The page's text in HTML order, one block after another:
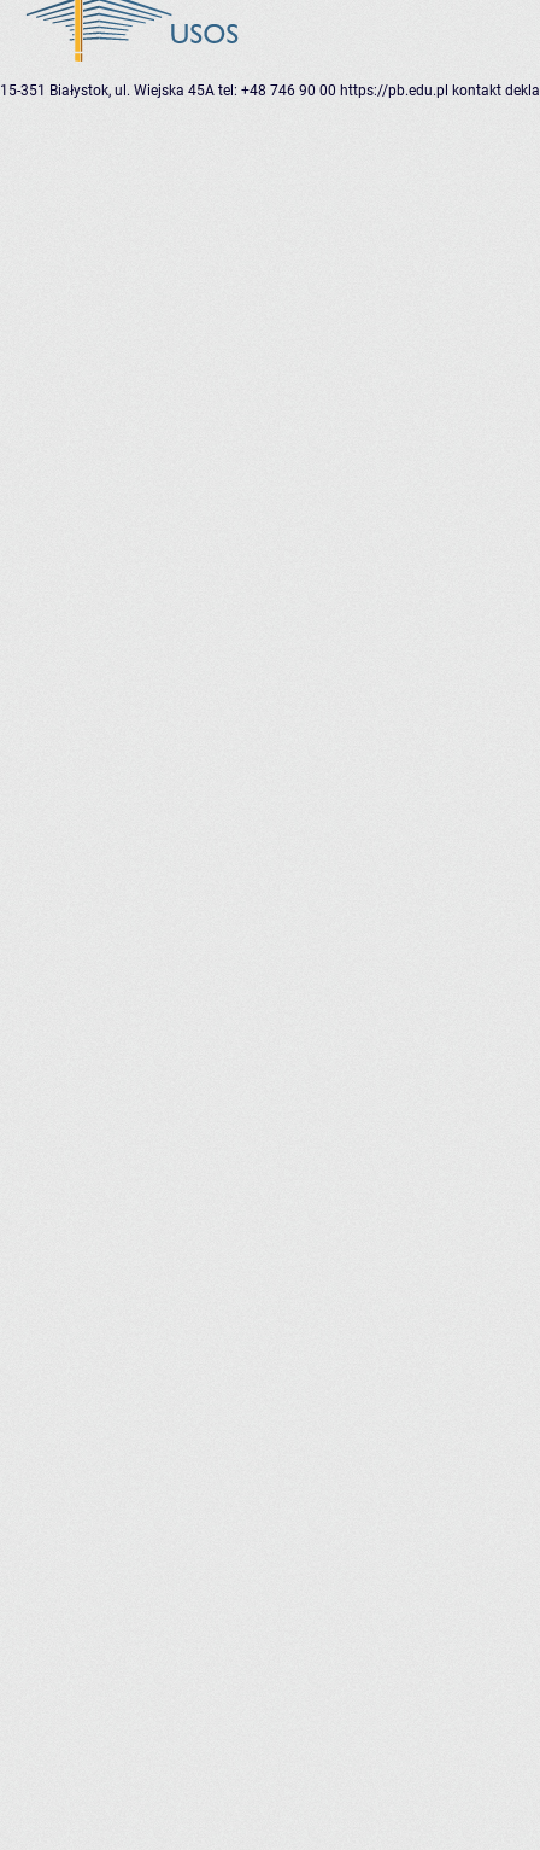
15-351 Białystok, ul. Wiejska 45A tel: +48 746 90 00 https://pb.edu.pl kontakt